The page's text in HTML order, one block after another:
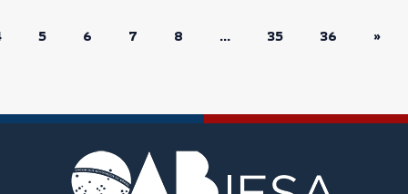
5 6 7 8 ... 35 36 »